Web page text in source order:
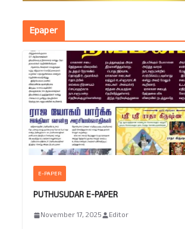
Epaper
E-PAPER
PUTHUSUDAR E-PAPER
November 17, 2025 Editor